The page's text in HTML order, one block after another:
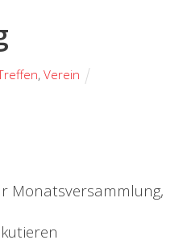
, Verein
Monatsversammlung,